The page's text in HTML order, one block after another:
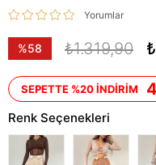
Yorumlar
%58
₺1.319,90
SEPETTE %20 İNDİRİM
Renk Seçenekleri